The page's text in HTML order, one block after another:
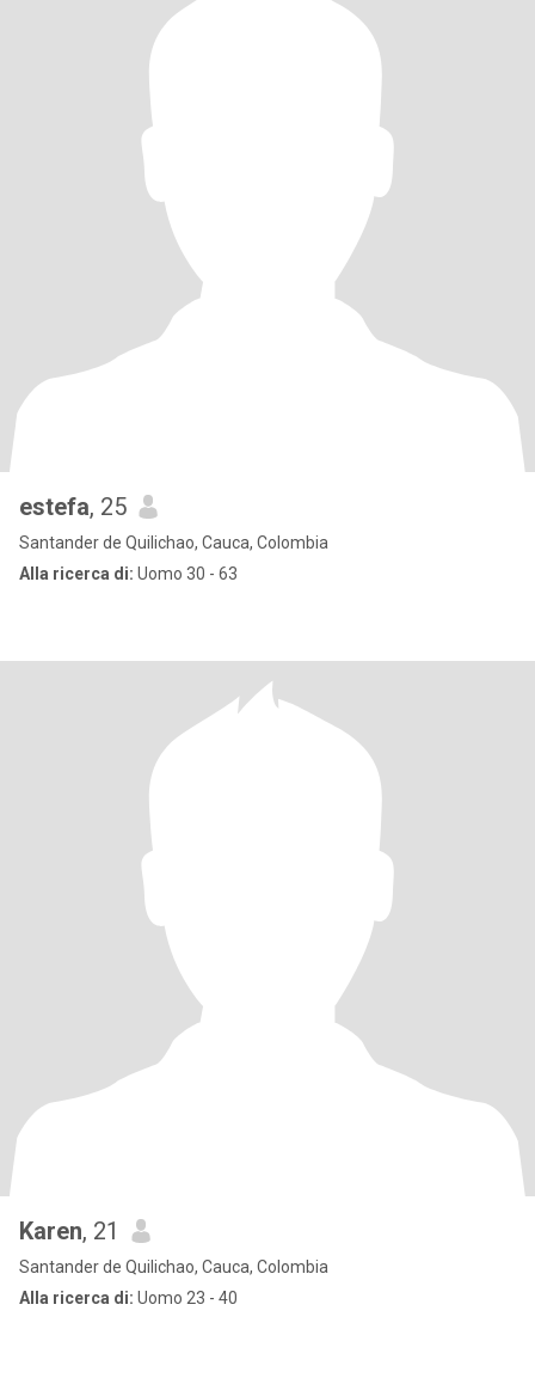
estefa, 25
Santander de Quilichao, Cauca, Colombia
Alla ricerca di: Uomo 30 - 63
Karen, 21
Santander de Quilichao, Cauca, Colombia
Alla ricerca di: Uomo 23 - 40